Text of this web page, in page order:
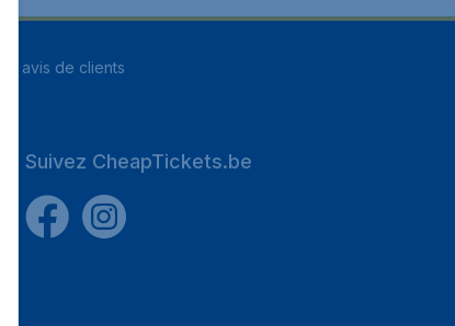
avis de clients
Suivez CheapTickets.be